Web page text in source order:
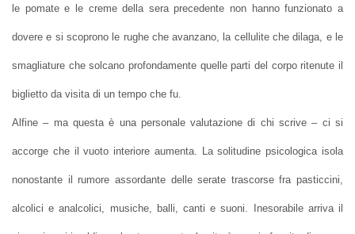
le pomate e le creme della sera precedente non hanno funzionato a
dovere e si scoprono le rughe che avanzano, la cellulite che dilaga, e le
smagliature che solcano profondamente quelle parti del corpo ritenute il
biglietto da visita di un tempo che fu.
Alfine – ma questa è una personale valutazione di chi scrive – ci si
accorge che il vuoto interiore aumenta. La solitudine psicologica isola
nonostante il rumore assordante delle serate trascorse fra pasticcini,
alcolici e analcolici, musiche, balli, canti e suoni. Inesorabile arriva il